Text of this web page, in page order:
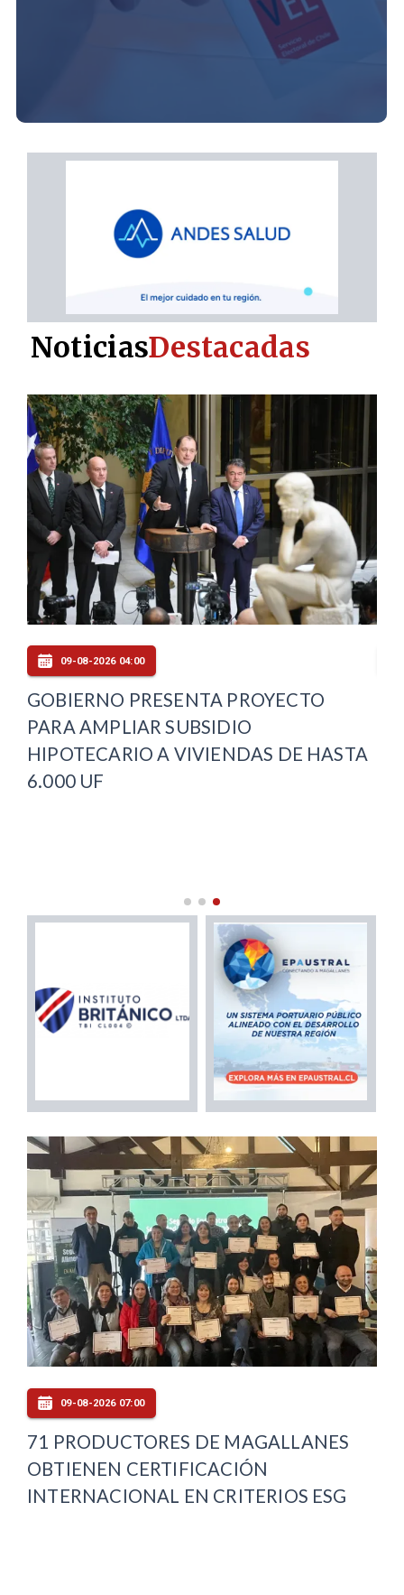
09-08-2026 04:00
GOBIERNO PRESENTA PROYECTO
PARA AMPLIAR SUBSIDIO
HIPOTECARIO A VIVIENDAS DE HASTA
6.000 UF
NoticiasDestacadas
09-08-2026 07:00
71 PRODUCTORES DE MAGALLANES
OBTIENEN CERTIFICACIÓN
INTERNACIONAL EN CRITERIOS ESG